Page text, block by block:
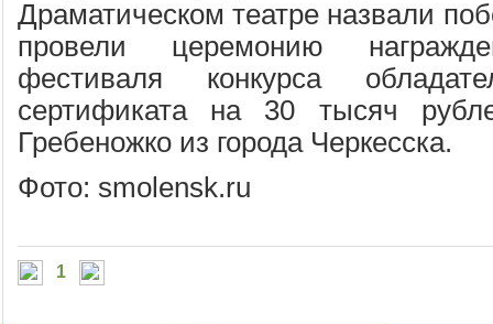
Драматическом театре назвали
провели церемонию
фестиваля конкурса
сертификата на 30 тысяч
Гребеножко из города Черкесска.
Фото: smolensk.ru
1